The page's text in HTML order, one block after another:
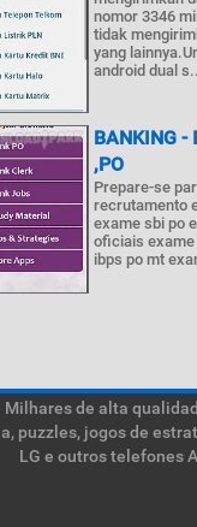
nomor 3346
tidak
yang
android dual s..
BANKING -
,PO
Prepare-se
recrutamento
exame sbi po
oficiais
ibps po mt
Milhares de alta
puzzles, jogos de
LG e outros telefones